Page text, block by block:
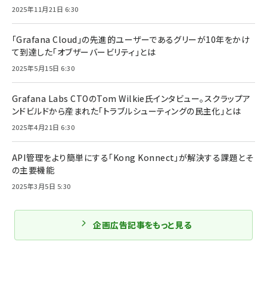
2025年11月21日 6:30
「Grafana Cloud」の先進的ユーザーであるグリーが10年をかけ
て到達した「オブザーバービリティ」とは
2025年5月15日 6:30
Grafana Labs CTOのTom Wilkie氏インタビュー。スクラップア
ンドビルドから産まれた「トラブルシューティングの民主化」とは
2025年4月21日 6:30
API管理をより簡単にする「Kong Konnect」が解決する課題とそ
の主要機能
2025年3月5日 5:30
企画広告記事をもっと見る